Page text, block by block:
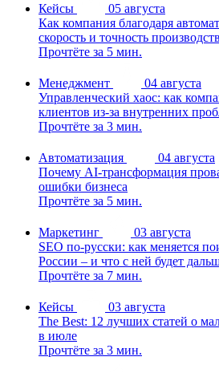
Кейсы
05 августа
Как компания благодаря
скорость и точность
Прочтёте за 5 мин.
Менеджмент
04 августа
Управленческий хаос: как
клиентов из-за внутренних
Прочтёте за 3 мин.
Автоматизация
04 августа
Почему AI-трансформация
ошибки бизнеса
Прочтёте за 5 мин.
Маркетинг
03 августа
SEO по-русски: как меняется
России – и что с ней будет
Прочтёте за 7 мин.
Кейсы
03 августа
The Best: 12 лучших статей о
в июле
Прочтёте за 3 мин.